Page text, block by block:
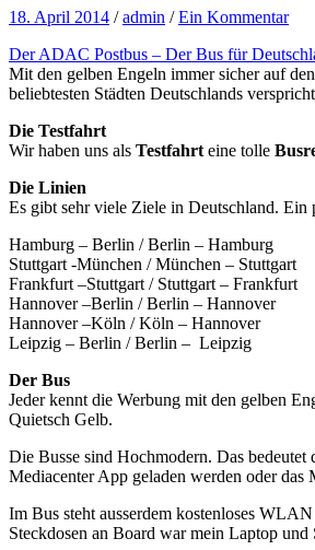
18. April 2014 /admin /Ein Kommentar
Der ADAC Postbus – Der Bus für
Mit den gelben Engeln immer sicher auf
beliebtesten Städten Deutschlands
Die Testfahrt
Wir haben uns als Testfahrt eine tolle
Die Linien
Es gibt sehr viele Ziele in Deutschland.
Hamburg – Berlin / Berlin – Hamburg
Stuttgart -München / München – Stuttgart
Frankfurt –Stuttgart / Stuttgart – Frankfurt
Hannover –Berlin / Berlin – Hannover
Hannover –Köln / Köln – Hannover
Leipzig – Berlin / Berlin – Leipzig
Der Bus
Jeder kennt die Werbung mit den gelben
Quietsch Gelb.
Die Busse sind Hochmodern. Das
Mediacenter App geladen werden oder
Im Bus steht ausserdem kostenloses
Steckdosen an Board war mein Laptop